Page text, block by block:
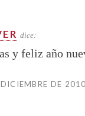
dice:
y feliz año
DE